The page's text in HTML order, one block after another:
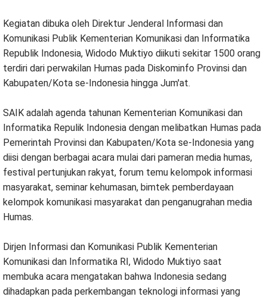
Kegiatan dibuka oleh Direktur Jenderal Informasi dan
Komunikasi Publik Kementerian Komunikasi dan Informatika
Republik Indonesia, Widodo Muktiyo diikuti sekitar 1500 orang
terdiri dari perwakilan Humas pada Diskominfo Provinsi dan
Kabupaten/Kota se-Indonesia hingga Jum'at.
SAIK adalah agenda tahunan Kementerian Komunikasi dan
Informatika Repulik Indonesia dengan melibatkan Humas pada
Pemerintah Provinsi dan Kabupaten/Kota se-Indonesia yang
diisi dengan berbagai acara mulai dari pameran media humas,
festival pertunjukan rakyat, forum temu kelompok informasi
masyarakat, seminar kehumasan, bimtek pemberdayaan
kelompok komunikasi masyarakat dan penganugrahan media
Humas.
Dirjen Informasi dan Komunikasi Publik Kementerian
Komunikasi dan Informatika RI, Widodo Muktiyo saat
membuka acara mengatakan bahwa Indonesia sedang
dihadapkan pada perkembangan teknologi informasi yang